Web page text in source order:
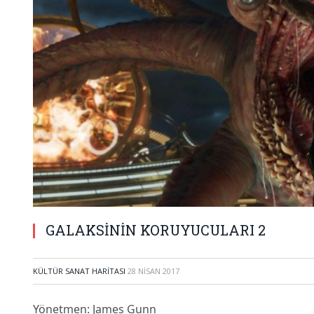
GALAKSİNİN KORUYUCULARI 2
KÜLTÜR SANAT HARITASI 28 NISAN 2017
Yönetmen: James Gunn